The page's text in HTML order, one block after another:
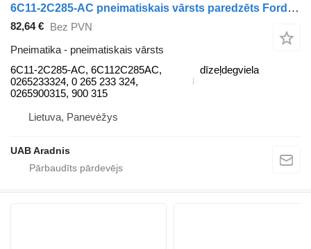
6C11-2C285-AC pneimatiskais vārsts paredzēts Ford TRANSIT mikroautobusa
82,64 € Bez PVN
Pneimatika - pneimatiskais vārsts
6C11-2C285-AC, 6C112C285AC,
0265233324, 0 265 233 324,
0265900315, 900 315
dīzeļdegviela
Lietuva, Panevėžys
UAB Aradnis